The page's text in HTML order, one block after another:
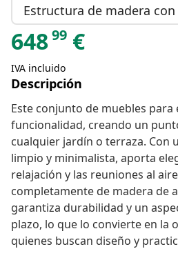
Estructura de madera
64899 €
IVA incluido
Descripción
Este conjunto de muebles
funcionalidad, creando un
cualquier jardín o terraza. Con
limpio y minimalista, aporta
relajación y las reuniones al
completamente de madera de
garantiza durabilidad y un
plazo, lo que lo convierte en la
quienes buscan diseño y